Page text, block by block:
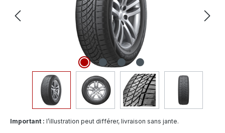
Important : l’illustration peut différer, livraison sans jante.